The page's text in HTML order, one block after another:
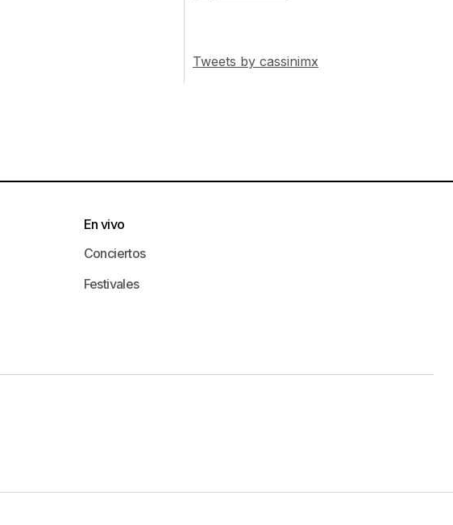
Tweets by cassinimx
En vivo
Conciertos
Festivales